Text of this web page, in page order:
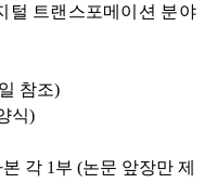
털 트랜스포메이션 분야
참조)
식)
본 각 1 부 (논문 앞장만 제